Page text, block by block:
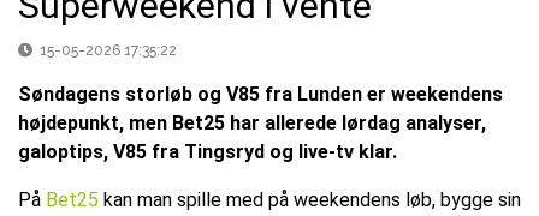
15-05-2026 17:35:22
Søndagens storløb og V85 fra Lunden er weekendens
højdepunkt, men Bet25 har allerede lørdag analyser,
galoptips, V85 fra Tingsryd og live-tv klar.
På Bet25 kan man spille med på weekendens løb, bygge sin